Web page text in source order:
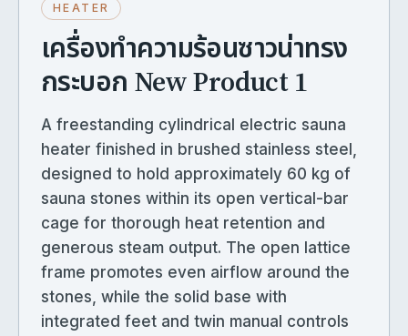
HEATER
เครื่องทำความร้อนซาวน่าทรง
กระบอก New Product 1
A freestanding cylindrical electric sauna
heater finished in brushed stainless steel,
designed to hold approximately 60 kg of
sauna stones within its open vertical-bar
cage for thorough heat retention and
generous steam output. The open lattice
frame promotes even airflow around the
stones, while the solid base with
integrated feet and twin manual controls